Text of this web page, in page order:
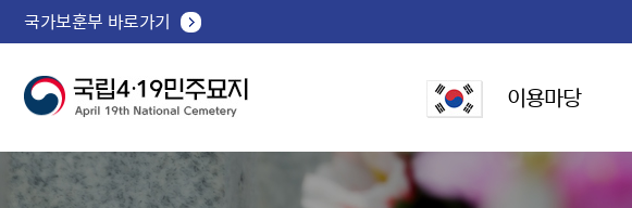
국가보훈부 바로가기
이용마당